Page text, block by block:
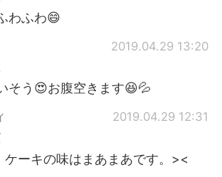
わふわ😄
2019.04.29 13:20
そう😍お腹空きます😆💦
2019.04.29 12:31
ケーキの味はまあまあです。><